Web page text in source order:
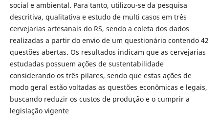
social e ambiental. Para tanto, utilizou-se da pesquisa
descritiva, qualitativa e estudo de multi casos em três
cervejarias artesanais do RS, sendo a coleta dos dados
realizadas a partir do envio de um questionário contendo 42
questões abertas. Os resultados indicam que as cervejarias
estudadas possuem ações de sustentabilidade
considerando os três pilares, sendo que estas ações de
modo geral estão voltadas as questões econômicas e legais,
buscando reduzir os custos de produção e o cumprir a
legislação vigente